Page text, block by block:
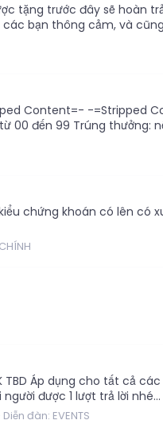
tặng trước đây sẽ hoàn
bạn thông cảm, và
Content=- -=Stripped
đến 99 Trúng thưởng:
chứng khoán có lên có
Áp dụng cho tất cả
được 1 lượt trả lời nhé...
Diễn đàn: EVENTS